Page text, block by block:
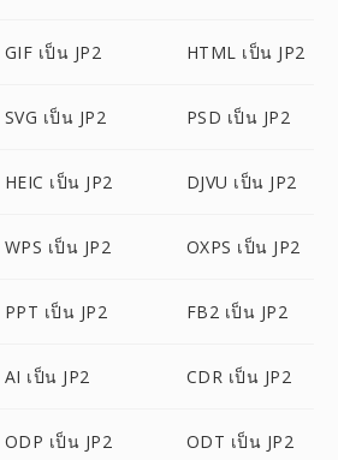
GIF เป็น JP2 HTML เป็น JP2
SVG เป็น JP2 PSD เป็น JP2
HEIC เป็น JP2 DJVU เป็น JP2
WPS เป็น JP2 OXPS เป็น JP2
PPT เป็น JP2 FB2 เป็น JP2
AI เป็น JP2 CDR เป็น JP2
ODP เป็น JP2 ODT เป็น JP2